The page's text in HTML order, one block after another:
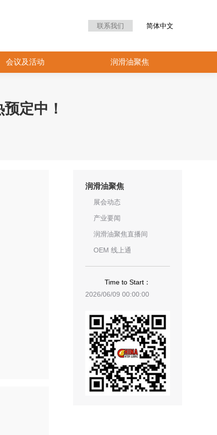
联系我们 简体中文
会议及活动 润滑油聚焦
定中！
润滑油聚焦
展会动态
产业要闻
润滑油聚焦直播间
OEM 线上通
Time to Start：
2026/06/09 00:00:00